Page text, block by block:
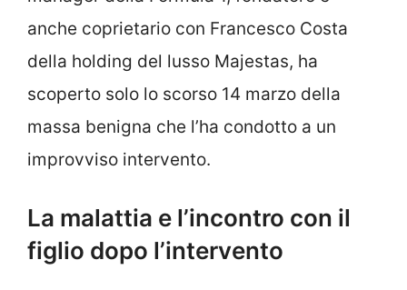
anche coprietario con Francesco Costa
della holding del lusso Majestas, ha
scoperto solo lo scorso 14 marzo della
massa benigna che l’ha condotto a un
improvviso intervento.
La malattia e l’incontro con il
figlio dopo l’intervento